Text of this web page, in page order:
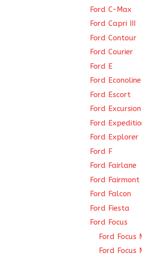
Ford C-Max
Ford Capri III
Ford Contour
Ford Courier
Ford E
Ford Econoline
Ford Escort
Ford Excursion
Ford
Ford Explorer
Ford F
Ford Fairlane
Ford Fairmont
Ford Falcon
Ford Fiesta
Ford Focus
Ford Focus
Ford Focus